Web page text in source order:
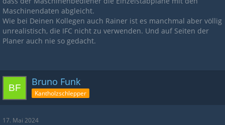
Maschinendaten abgleicht.
Wie bei Deinen Kollegen auch Rainer ist es manchmal aber völlig
unrealistisch, die IFC nicht zu verwenden. Und auf Seiten der
Planer auch nie so gedacht.
Bruno Funk
Kantholzschlepper
17. Mai 2024